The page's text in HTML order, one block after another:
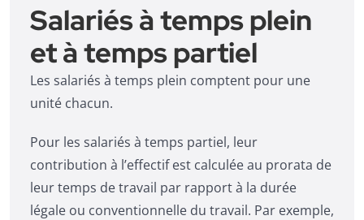
Salariés à temps plein
et à temps partiel
Les salariés à temps plein comptent pour une
unité chacun.
Pour les salariés à temps partiel, leur
contribution à l’effectif est calculée au prorata de
leur temps de travail par rapport à la durée
légale ou conventionnelle du travail. Par exemple,